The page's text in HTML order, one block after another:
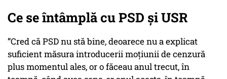
Ce se întâmplă cu PSD și USR
”Cred că PSD nu stă bine, deoarece nu a explicat
suficient măsura introducerii moțiunii de cenzură
plus momentul ales, or o făceau anul trecut, în